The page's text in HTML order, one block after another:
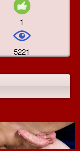
1
5221